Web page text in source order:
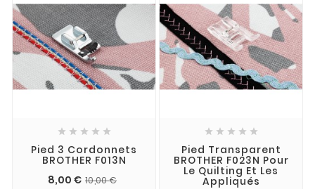
    
Pied 3 Cordonnets
BROTHER F013N
8,00 € 10,00 €
    
Pied Transparent
BROTHER F023N Pour
Le Quilting Et Les
Appliqués